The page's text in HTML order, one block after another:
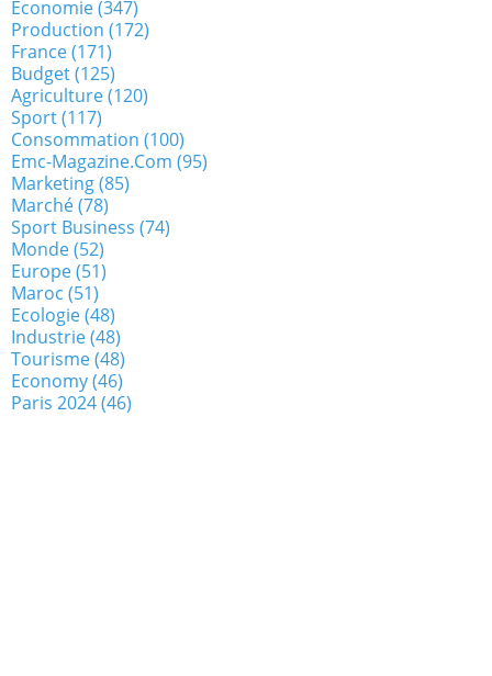
Economie(347)
Production (172)
France(171)
Budget(125)
Agriculture(120)
Sport(117)
Consommation (100)
Emc-Magazine.com (95)
Marketing(85)
Marché(78)
Sport Business (74)
Monde(52)
Europe(51)
Maroc (51)
Ecologie(48)
Industrie(48)
Tourisme(48)
Economy(46)
Paris 2024(46)